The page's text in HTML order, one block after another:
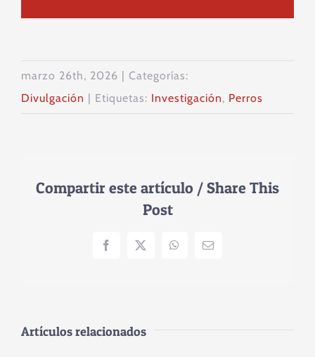
marzo 26th, 2026
Categorías:
Divulgación
Etiquetas: Investigación, Perros
Compartir este artículo / Share This
Post
Facebook
X WhatsAppCorreo
Artículos relacionados